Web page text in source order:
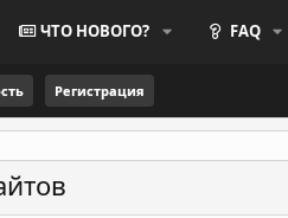
ЧТО НОВОГО? FAQ
Регистрация